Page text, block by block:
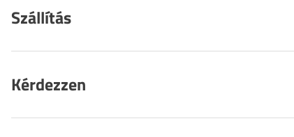
Szállítás
Kérdezzen